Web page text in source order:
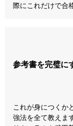
際にこれだけで合
参考書を完璧に
これが身につくか
強法を全て教えま